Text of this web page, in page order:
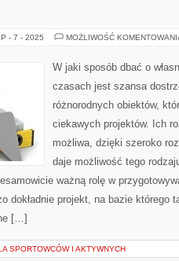
- 7 - 2025 MOŻLIWOŚĆ
W jaki sposób dbać o
czasach jest szansa
różnorodnych obiektów,
ciekawych projektów. Ich
możliwa, dzięki szeroko
daje możliwość tego
ważną rolę w
dokładnie projekt, na bazie którego
[…]
SPORTOWCÓW I AKTYWNYCH